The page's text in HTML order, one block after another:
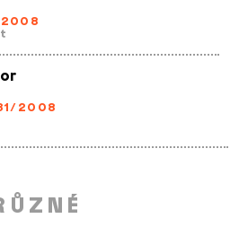
2008